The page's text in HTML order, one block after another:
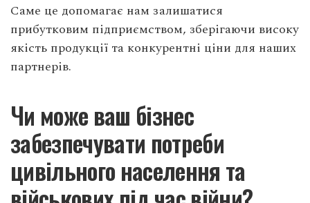
Саме це допомагає нам залишатися
прибутковим підприємством, зберігаючи високу
якість продукції та конкурентні ціни для наших
партнерів.
Чи може ваш бізнес
забезпечувати потреби
цивільного населення та